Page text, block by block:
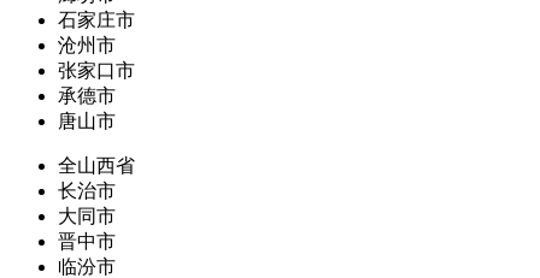
石家庄市
沧州市
张家口市
承德市
唐山市
全山西省
长治市
大同市
晋中市
临汾市